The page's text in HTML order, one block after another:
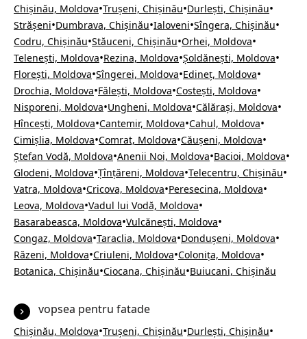
Chișinău, Moldova•Trușeni, Chișinău•Durlești, Chișinău•
Strășeni•Dumbrava, Chișinău•Ialoveni•Sîngera, Chișinău•
Codru, Chișinău•Stăuceni, Chișinău•Orhei, Moldova•
Telenești, Moldova•Rezina, Moldova•Șoldănești, Moldova•
Florești, Moldova•Sîngerei, Moldova•Edineț, Moldova•
Drochia, Moldova•Fălești, Moldova•Costești, Moldova•
Nisporeni, Moldova•Ungheni, Moldova•Călărași, Moldova•
Hîncești, Moldova•Cantemir, Moldova•Cahul, Moldova•
Cimișlia, Moldova•Comrat, Moldova•Căușeni, Moldova•
Ștefan Vodă, Moldova•Anenii Noi, Moldova•Bacioi, Moldova•
Glodeni, Moldova•Țînțăreni, Moldova•Telecentru, Chișinău•
Vatra, Moldova•Cricova, Moldova•Peresecina, Moldova•
Leova, Moldova•Vadul lui Vodă, Moldova•
Basarabeasca, Moldova•Vulcănești, Moldova•
Congaz, Moldova•Taraclia, Moldova•Dondușeni, Moldova•
Răzeni, Moldova•Criuleni, Moldova•Colonița, Moldova•
Botanica, Chișinău•Ciocana, Chișinău•Buiucani, Chișinău
vopsea pentru fatade
Chișinău, Moldova•Trușeni, Chișinău•Durlești, Chișinău•